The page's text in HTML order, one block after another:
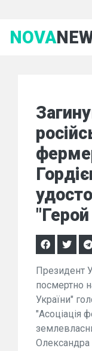
NOVA
Президент
посмертно
України"
"Асоціація
Олександра